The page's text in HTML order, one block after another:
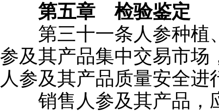
第五章 检验鉴定
第三十一条人参种植
参及其产品集中交易市场
人参及其产品质量安全进
销售人参及其产品，